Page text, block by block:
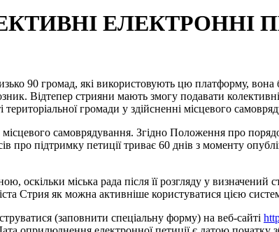
ЕЛЕКТРОННІ
90 громад, які використовують цю платформу, вона
Відтепер стрияни мають змогу подавати
громади у здійсненні місцевого
самоврядування. Згідно Положення про
про підтримку петиції триває 60 днів з моменту
міська рада після її розгляду у визначений
Стрия як можна активніше користуватися цією
(заповнити спеціальну форму) на веб-сайті